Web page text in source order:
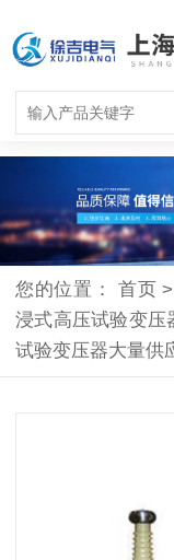
您的位置： 首页 >
浸式高压试验变压
试验变压器大量供